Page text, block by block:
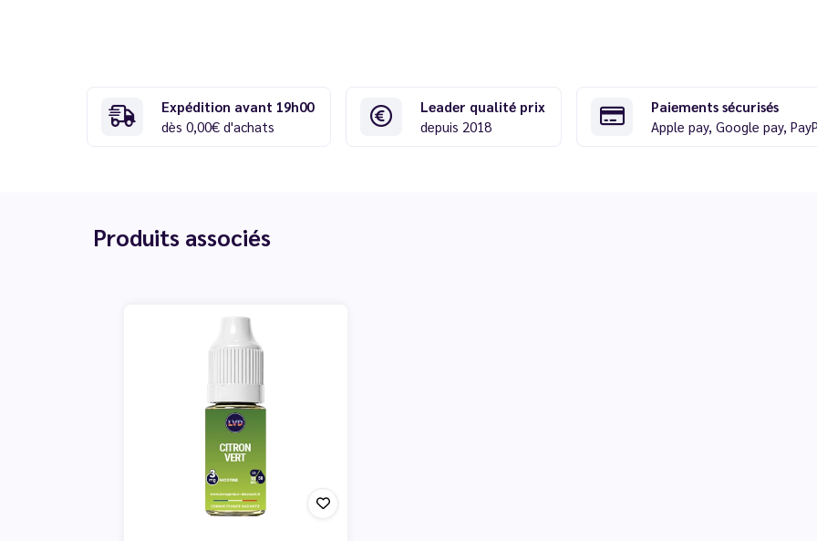
Expédition avant 19h00
dès 0,00€ d'achats
Leader qualité prix
depuis 2018
Paiements sécurisés
Apple pay, Google pay,
Produits associés